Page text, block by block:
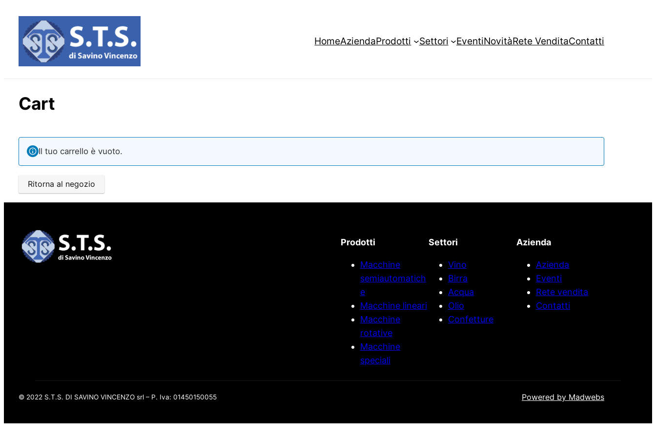
HomeAziendaProdotti Settori EventiNovitàRete VenditaContatti
Cart
Il tuo carrello è vuoto.
Ritorna al negozio
Prodotti
Macchine
semiautomatich
e
Macchine lineari
Macchine
rotative
Macchine
speciali
Settori
Vino
Birra
Acqua
Olio
Confetture
Azienda
Azienda
Eventi
Rete vendita
Contatti
© 2022 S.T.S. DI SAVINO VINCENZO srl – P. Iva: 01450150055 Powered by Madwebs